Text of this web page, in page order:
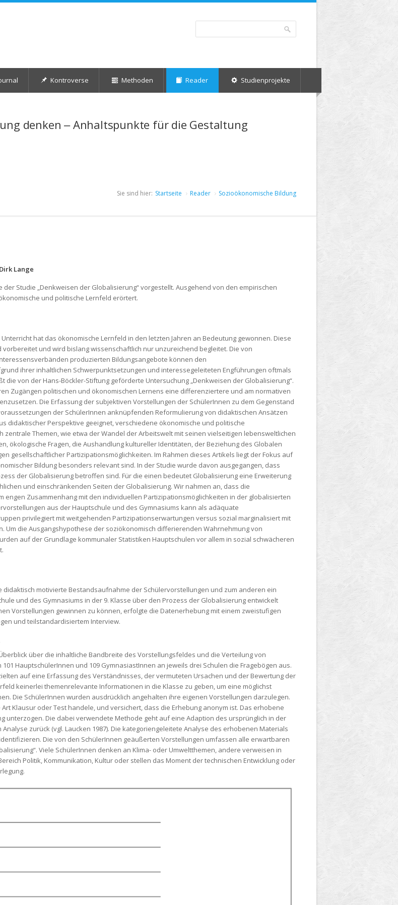
Suchformular
Kontroverse Methoden Reader Studienprojekte
denken ‒ Anhaltspunkte für die Gestaltung
Sie sind hier: Startseite Reader Sozioökonomische Bildung
Lange
Studie „Denkweisen der Globalisierung“ vorgestellt. Ausgehend von den empirischen
und politische Lernfeld erörtert.
hat das ökonomische Lernfeld in den letzten Jahren an Bedeutung gewonnen. Diese
und wird bislang wissenschaftlich nur unzureichend begleitet. Die von
produzierten Bildungsangebote können den
ihrer inhaltlichen Schwerpunktsetzungen und interessegeleiteten Engführungen oftmals
die von der Hans-Böckler-Stiftung geförderte Untersuchung „Denkweisen der Globalisierung“.
Zugängen politischen und ökonomischen Lernens eine differenziertere und am normativen
Die Erfassung der subjektiven Vorstellungen der SchülerInnen zu dem Gegenstand
der SchülerInnen anknüpfenden Reformulierung von didaktischen Ansätzen
didaktischer Perspektive geeignet, verschiedene ökonomische und politische
Themen, wie etwa der Wandel der Arbeitswelt mit seinen vielseitigen lebensweltlichen
ökologische Fragen, die Aushandlung kultureller Identitäten, der Beziehung des Globalen
gesellschaftlicher Partizipationsmöglichkeiten. Im Rahmen dieses Artikels liegt der Fokus auf
Bildung besonders relevant sind. In der Studie wurde davon ausgegangen, dass
der Globalisierung betroffen sind. Für die einen bedeutet Globalisierung eine Erweiterung
und einschränkenden Seiten der Globalisierung. Wir nahmen an, dass die
engen Zusammenhang mit den individuellen Partizipationsmöglichkeiten in der globalisierten
aus der Hauptschule und des Gymnasiums kann als adäquate
privilegiert mit weitgehenden Partizipationserwartungen versus sozial marginalisiert mit
die Ausgangshypothese der soziökonomisch differierenden Wahrnehmung von
auf der Grundlage kommunaler Statistiken Hauptschulen vor allem in sozial schwächeren
motivierte Bestandsaufnahme der Schülervorstellungen und zum anderen ein
und des Gymnasiums in der 9. Klasse über den Prozess der Globalisierung entwickelt
Vorstellungen gewinnen zu können, erfolgte die Datenerhebung mit einem zweistufigen
und teilstandardisiertem Interview.
über die inhaltliche Bandbreite des Vorstellungsfeldes und die Verteilung von
HauptschülerInnen und 109 GymnasiastInnen an jeweils drei Schulen die Fragebögen aus.
auf eine Erfassung des Verständnisses, der vermuteten Ursachen und der Bewertung der
keinerlei themenrelevante Informationen in die Klasse zu geben, um eine möglichst
Die SchülerInnen wurden ausdrücklich angehalten ihre eigenen Vorstellungen darzulegen.
Klausur oder Test handele, und versichert, dass die Erhebung anonym ist. Das erhobene
unterzogen. Die dabei verwendete Methode geht auf eine Adaption des ursprünglich in der
zurück (vgl. Laucken 1987). Die kategoriengeleitete Analyse des erhobenen Materials
Die von den SchülerInnen geäußerten Vorstellungen umfassen alle erwartbaren
Viele SchülerInnen denken an Klima- oder Umweltthemen, andere verweisen in
Politik, Kommunikation, Kultur oder stellen das Moment der technischen Entwicklung oder